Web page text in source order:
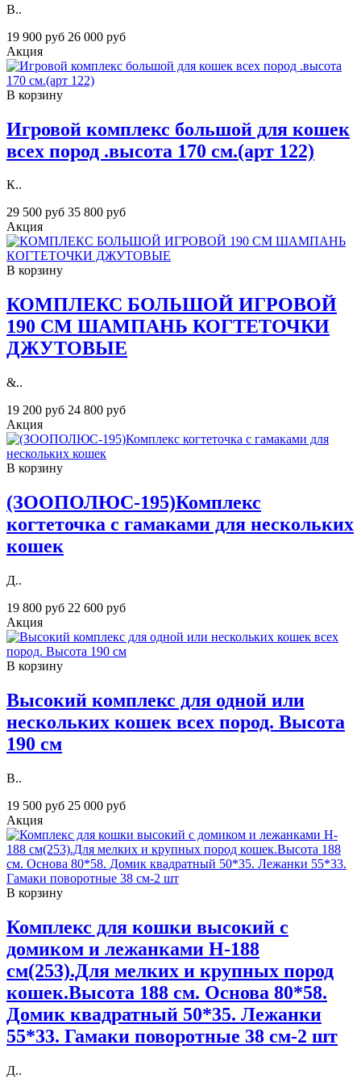
В..
19 900 руб 26 000 руб
Акция
В корзину
Игровой комплекс большой для кошек
всех пород .высота 170 см.(арт 122)
К..
29 500 руб 35 800 руб
Акция
В корзину
КОМПЛЕКС БОЛЬШОЙ ИГРОВОЙ
190 СМ ШАМПАНЬ КОГТЕТОЧКИ
ДЖУТОВЫЕ
&..
19 200 руб 24 800 руб
Акция
В корзину
(ЗООПОЛЮС-195)Комплекс
когтеточка с гамаками для нескольких
кошек
Д..
19 800 руб 22 600 руб
Акция
В корзину
Высокий комплекс для одной или
нескольких кошек всех пород. Высота
190 см
В..
19 500 руб 25 000 руб
Акция
В корзину
Комплекс для кошки высокий с
домиком и лежанками H-188
см(253).Для мелких и крупных пород
кошек.Высота 188 см. Основа 80*58.
Домик квадратный 50*35. Лежанки
55*33. Гамаки поворотные 38 см-2 шт
Д..